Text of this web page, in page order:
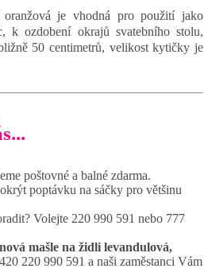
oranžová je vhodná pro použití jako
k ozdobení okrajů svatebního stolu,
50 centimetrů, velikost kytičky je
poštovné a balné zdarma.
poptávku na sáčky pro většinu
Volejte 220 990 591 nebo 777
mašle na židli levandulová,
220 990 591 a naši zaměstanci Vám